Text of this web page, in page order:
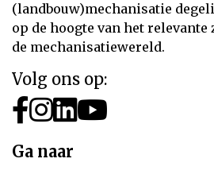
(landbouw)mechanisatie
op de hoogte van het
de mechanisatiewereld.
Volg ons op:
Ga naar